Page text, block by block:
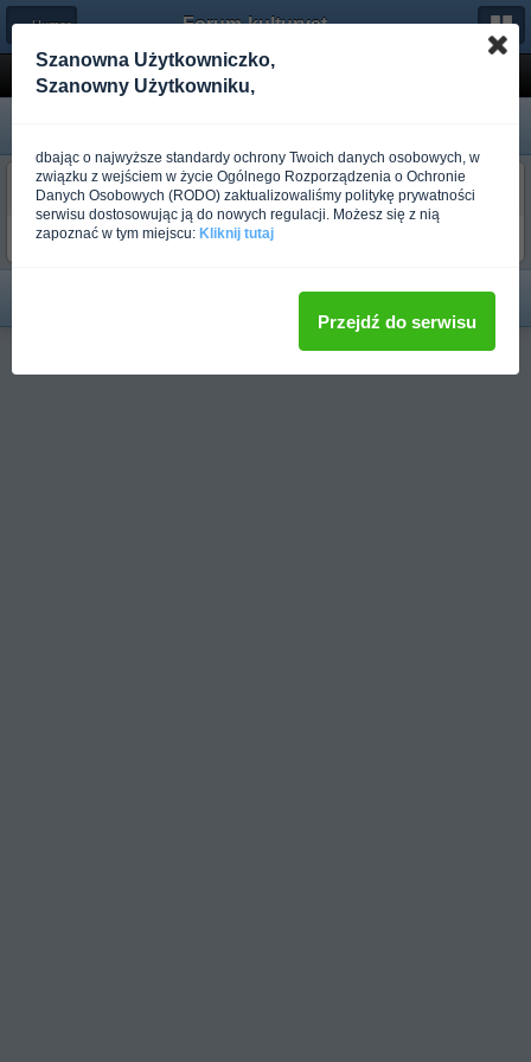
← Humor Forum-kulturystyka.pl
Monty Python PL - Samoobrona przed owocami
EXPERTO
Ponad rok temu
[link widoczny dla zalogowanych Użytkowników]
Pełna wersja
Szanowna Użytkowniczko,
Szanowny Użytkowniku,
dbając o najwyższe standardy ochrony Twoich danych osobowych, w
związku z wejściem w życie Ogólnego Rozporządzenia o Ochronie
Danych Osobowych (RODO) zaktualizowaliśmy politykę prywatności
serwisu dostosowując ją do nowych regulacji. Możesz się z nią
zapoznać w tym miejscu: Kliknij tutaj
Przejdź do serwisu